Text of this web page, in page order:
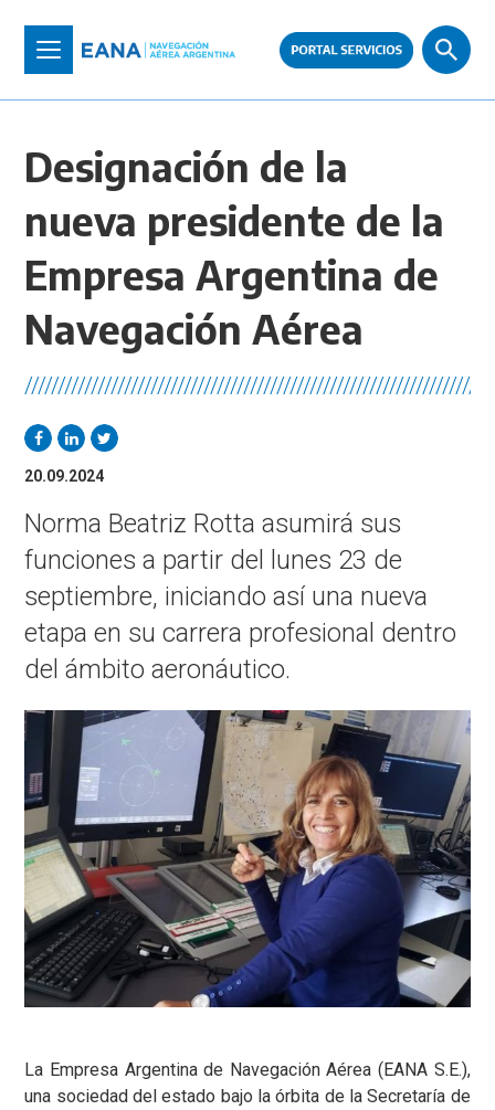
contenido
Toggle
navigation
Designación de la
nueva presidente de la
Empresa Argentina de
Navegación Aérea
20.09.2024
Norma Beatriz Rotta asumirá sus
funciones a partir del lunes 23 de
septiembre, iniciando así una nueva
etapa en su carrera profesional dentro
del ámbito aeronáutico.
La Empresa Argentina de Navegación Aérea (EANA S.E.),
una sociedad del estado bajo la órbita de la Secretaría de